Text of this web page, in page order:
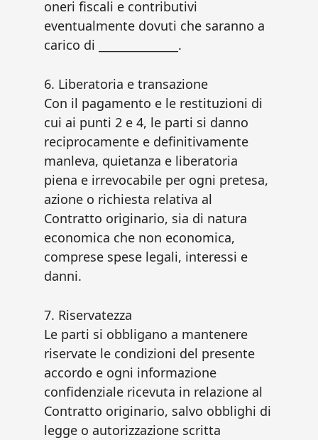
oneri fiscali e contributivi
eventualmente dovuti che saranno a
carico di ______________.
6. Liberatoria e transazione
Con il pagamento e le restituzioni di
cui ai punti 2 e 4, le parti si danno
reciprocamente e definitivamente
manleva, quietanza e liberatoria
piena e irrevocabile per ogni pretesa,
azione o richiesta relativa al
Contratto originario, sia di natura
economica che non economica,
comprese spese legali, interessi e
danni.
7. Riservatezza
Le parti si obbligano a mantenere
riservate le condizioni del presente
accordo e ogni informazione
confidenziale ricevuta in relazione al
Contratto originario, salvo obblighi di
legge o autorizzazione scritta